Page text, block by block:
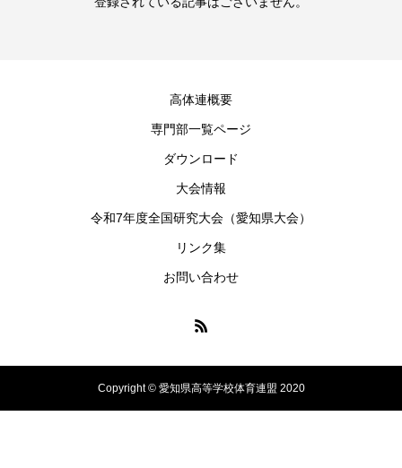
高体連概要
専門部一覧ページ
ダウンロード
大会情報
令和7年度全国研究大会（愛知県大会）
リンク集
お問い合わせ
Copyright © 愛知県高等学校体育連盟 2020